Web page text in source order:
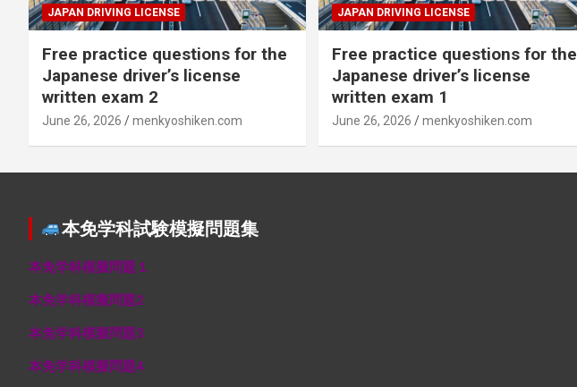
JAPAN DRIVING LICENSE
Free practice questions for the
Japanese driver’s license
written exam 2
June 26, 2026 menkyoshiken.com
JAPAN DRIVING LICENSE
Free practice questions for the
Japanese driver’s license
written exam 1
June 26, 2026 menkyoshiken.com
本免学科試験模擬問題集
本免学科模擬問題１
本免学科模擬問題2
本免学科模擬問題3
本免学科模擬問題4